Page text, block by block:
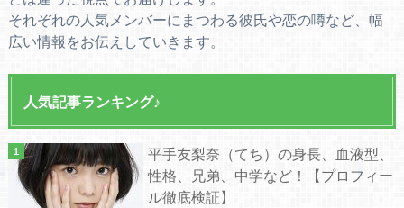
それぞれの人気メンバーにまつわる彼氏や恋の噂など、幅
広い情報をお伝えしていきます。
人気記事ランキング♪
平手友梨奈（てち）の身長、血液型、
性格、兄弟、中学など！【プロフィー
ル徹底検証】